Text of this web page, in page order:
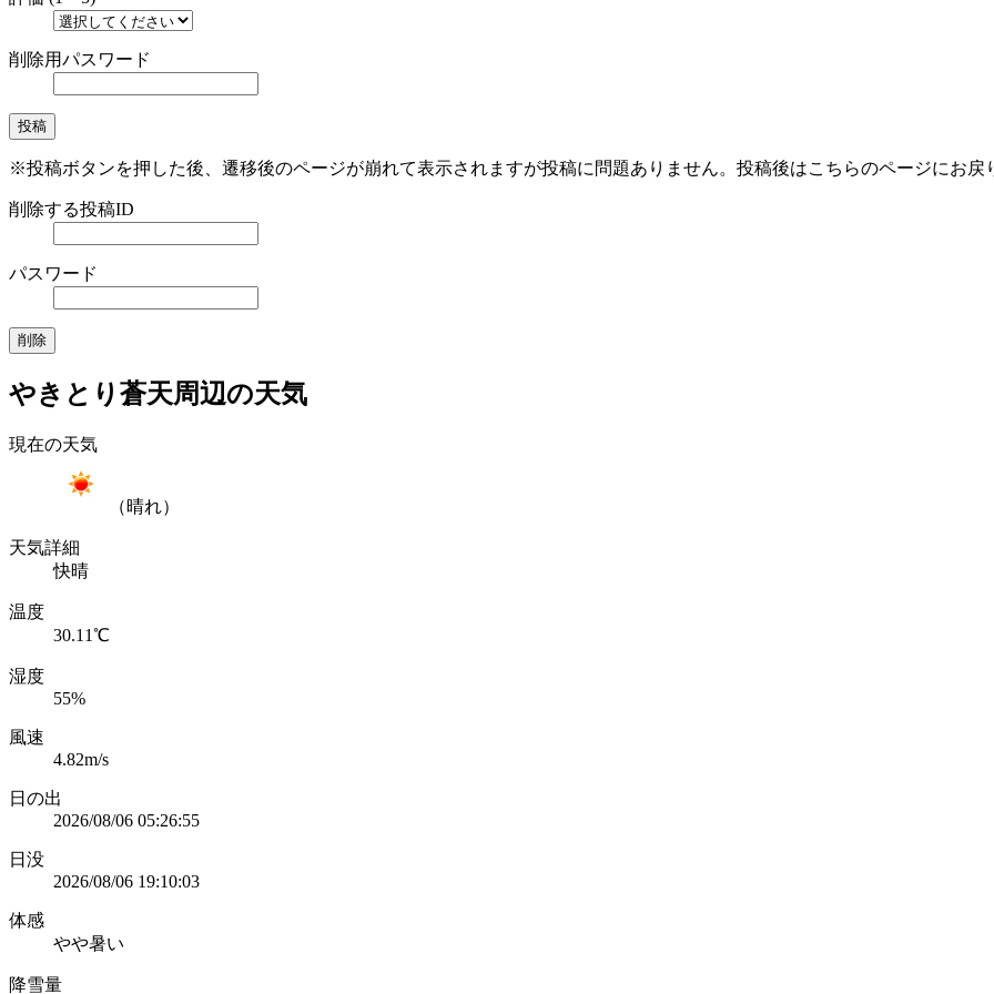
削除用パスワード
※投稿ボタンを押した後、遷移後のページが崩れて表示されますが投稿に問題ありません。投稿後はこちらのページにお戻
削除する投稿ID
パスワード
やきとり蒼天周辺の天気
現在の天気
（晴れ）
天気詳細
快晴
温度
30.11℃
湿度
55%
風速
4.82m/s
日の出
2026/08/06 05:26:55
日没
2026/08/06 19:10:03
体感
やや暑い
降雪量